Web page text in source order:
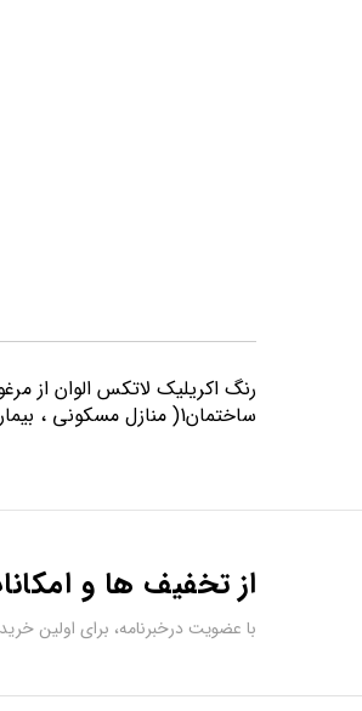
رنگ اكريليك لاتكس الوان از
ساختمان1( منازل مسكوني ، بيمارستان ، مهدكودك ، اتاق خواب و كليه اماكني كه از لحاظ بهداشتي از حساسيت بيشتري برخوردارند) مورد استفاده قرار می گیرد.
از تخفیف ها و
با عضویت درخبرنامه، برای اولین خرید خود کد تخفیف